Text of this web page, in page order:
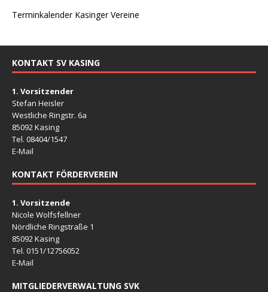
Terminkalender Kasinger Vereine
KONTAKT SV KASING
1. Vorsitzender
Stefan Heisler
Westliche Ringstr. 6a
85092 Kasing
Tel. 08404/1547
E-Mail
KONTAKT FÖRDERVEREIN
1. Vorsitzende
Nicole Wolfsfellner
Nördliche Ringstraße 1
85092 Kasing
Tel. 0151/12756052
E-Mail
MITGLIEDERVERWALTUNG SVK